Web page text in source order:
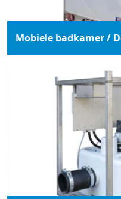
Mobiele badkamer /